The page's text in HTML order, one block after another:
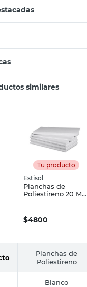
similares
Tu producto
Estisol
Planchas de
Poliestireno 20 Mm
$4800
Planchas de
Poliestireno
Blanco